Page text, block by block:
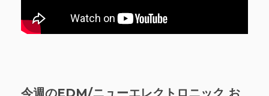
今週のEDM/ニューエレクトロニック お